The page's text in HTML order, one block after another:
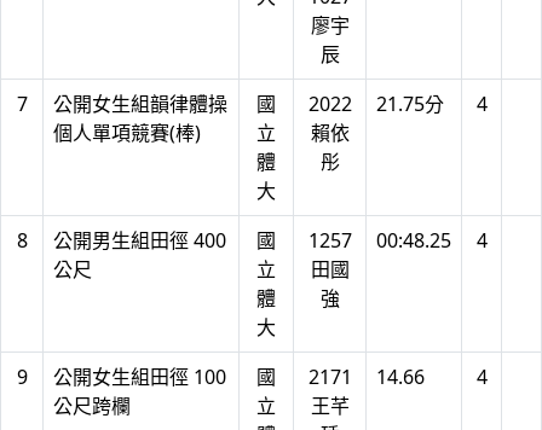
廖宇
辰
7
公開女生組韻律體操
個人單項競賽(棒)
國
立
體
大
2022
賴依
彤
21.75分 4
8
公開男生組田徑 400
公尺
國
立
體
大
1257
田國
強
00:48.25 4
9
公開女生組田徑 100
公尺跨欄
國
立
2171
王芊
14.66 4